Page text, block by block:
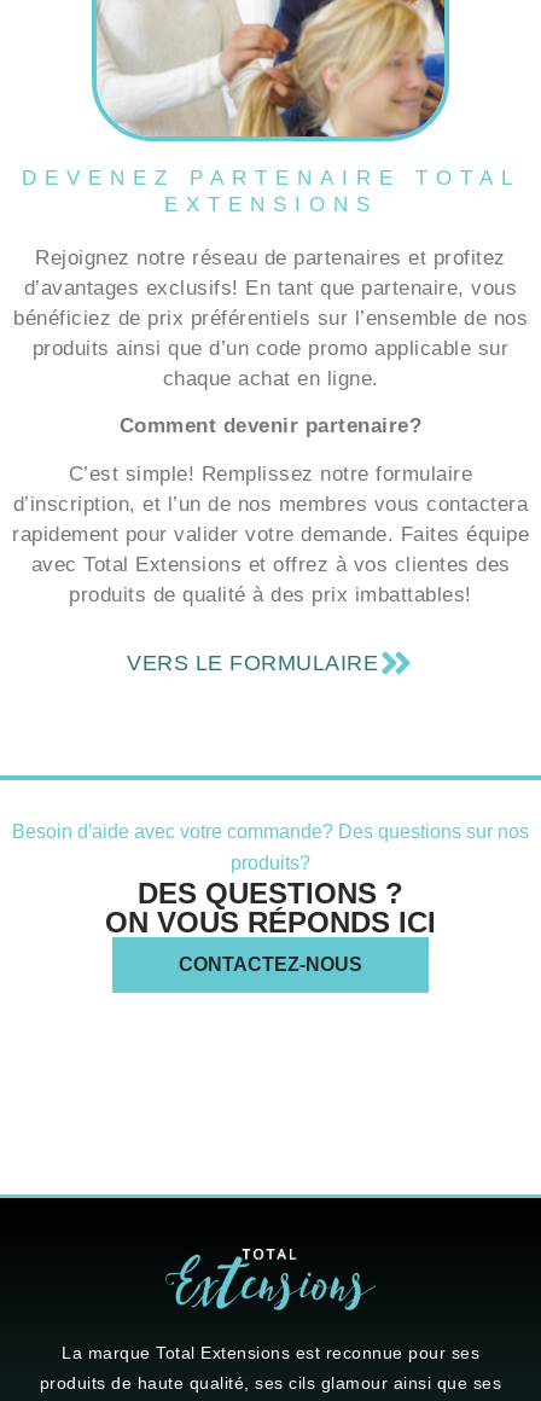
DEVENEZ PARTENAIRE TOTAL
EXTENSIONS
Rejoignez notre réseau de partenaires et profitez
d’avantages exclusifs! En tant que partenaire, vous
bénéficiez de prix préférentiels sur l’ensemble de nos
produits ainsi que d’un code promo applicable sur
chaque achat en ligne.
Comment devenir partenaire?
C’est simple! Remplissez notre formulaire
d’inscription, et l’un de nos membres vous contactera
rapidement pour valider votre demande. Faites équipe
avec Total Extensions et offrez à vos clientes des
produits de qualité à des prix imbattables!
VERS LE FORMULAIRE
Besoin d'aide avec votre commande? Des questions sur nos
produits?
DES QUESTIONS ?
ON VOUS RÉPONDS ICI
CONTACTEZ-NOUS
La marque Total Extensions est reconnue pour ses
produits de haute qualité, ses cils glamour ainsi que ses